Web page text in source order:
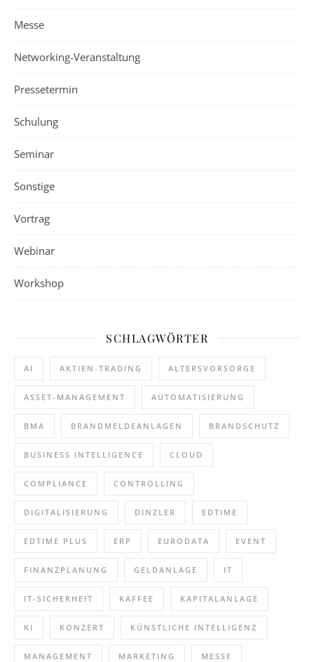
Messe
Networking-Veranstaltung
Pressetermin
Schulung
Seminar
Sonstige
Vortrag
Webinar
Workshop
SCHLAGWÖRTER
AI AKTIEN-TRADING ALTERSVORSORGE
ASSET-MANAGEMENT AUTOMATISIERUNG
BMA BRANDMELDEANLAGEN BRANDSCHUTZ
BUSINESS INTELLIGENCE CLOUD
COMPLIANCE CONTROLLING
DIGITALISIERUNG DINZLER EDTIME
EDTIME PLUS ERP EURODATA EVENT
FINANZPLANUNG GELDANLAGE IT
IT-SICHERHEIT KAFFEE KAPITALANLAGE
KI KONZERT KÜNSTLICHE INTELLIGENZ
MANAGEMENT MARKETING MESSE